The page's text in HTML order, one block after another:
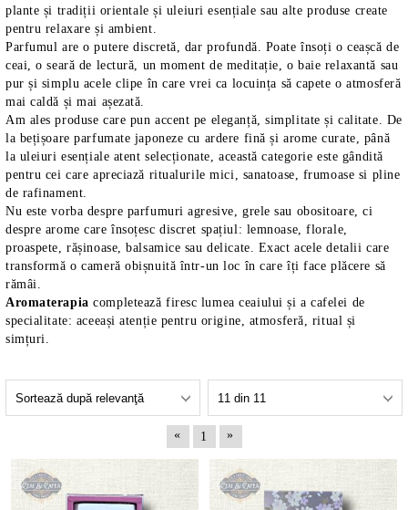
plante și tradiții orientale și uleiuri esențiale sau alte produse create
pentru relaxare și ambient.
Parfumul are o putere discretă, dar profundă. Poate însoți o ceașcă de
ceai, o seară de lectură, un moment de meditație, o baie relaxantă sau
pur și simplu acele clipe în care vrei ca locuința să capete o atmosferă
mai caldă și mai așezată.
Am ales produse care pun accent pe eleganță, simplitate și calitate. De
la bețișoare parfumate japoneze cu ardere fină și arome curate, până
la uleiuri esențiale atent selecționate, această categorie este gândită
pentru cei care apreciază ritualurile mici, sanatoase, frumoase si pline
de rafinament.
Nu este vorba despre parfumuri agresive, grele sau obositoare, ci
despre arome care însoțesc discret spațiul: lemnoase, florale,
proaspete, rășinoase, balsamice sau delicate. Exact acele detalii care
transformă o cameră obișnuită într-un loc în care îți face plăcere să
rămâi.
Aromaterapia completează firesc lumea ceaiului și a cafelei de
specialitate: aceeași atenție pentru origine, atmosferă, ritual și
simțuri.
« 1 »